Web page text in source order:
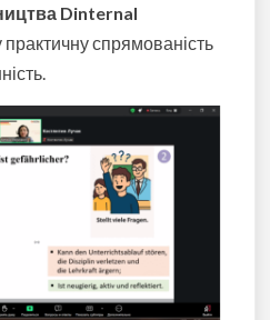
Dinternal
практичну спрямованість